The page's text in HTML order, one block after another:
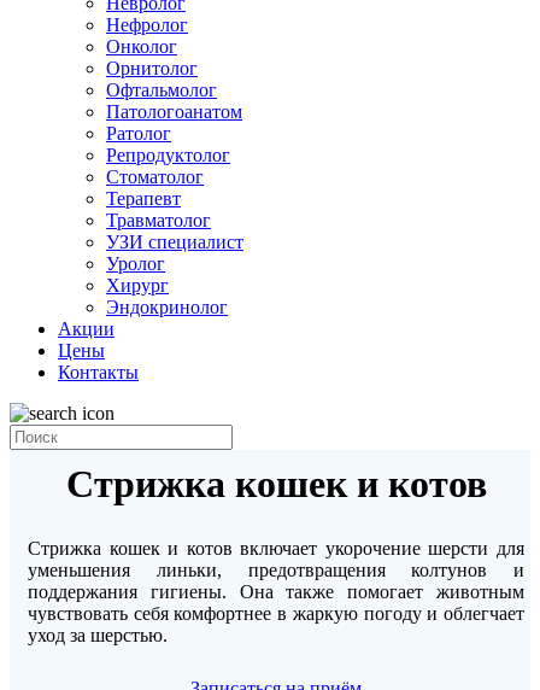
Нефролог
Онколог
Орнитолог
Офтальмолог
Патологоанатом
Ратолог
Репродуктолог
Стоматолог
Терапевт
Травматолог
УЗИ специалист
Уролог
Хирург
Эндокринолог
Акции
Цены
Контакты
Стрижка кошек и котов
Стрижка кошек и котов включает укорочение шерсти для
уменьшения линьки, предотвращения колтунов и
поддержания гигиены. Она также помогает животным
чувствовать себя комфортнее в жаркую погоду и облегчает
уход за шерстью.